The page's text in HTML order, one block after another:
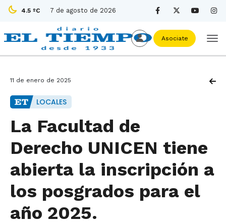
4.5 ºC 7 de agosto de 2026
Asociate
11 de enero de 2025
LOCALES
La Facultad de
Derecho UNICEN tiene
abierta la inscripción a
los posgrados para el
año 2025.